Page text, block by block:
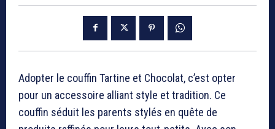
Adopter le couffin Tartine et Chocolat, c’est opter
pour un accessoire alliant style et tradition. Ce
couffin séduit les parents stylés en quête de